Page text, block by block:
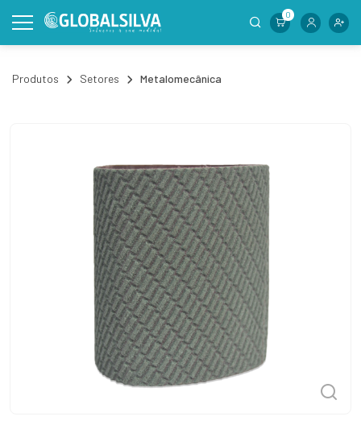
0
Produtos Setores Metalomecânica